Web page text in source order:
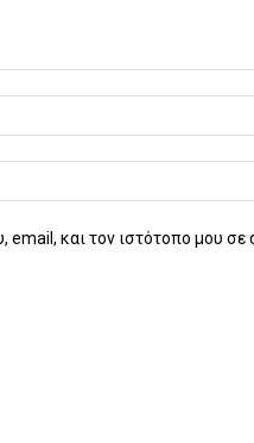
και τον ιστότοπο μου